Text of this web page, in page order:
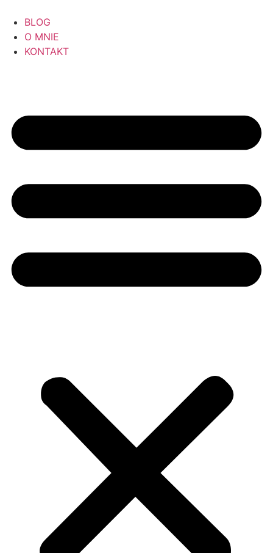
BLOG
O MNIE
KONTAKT